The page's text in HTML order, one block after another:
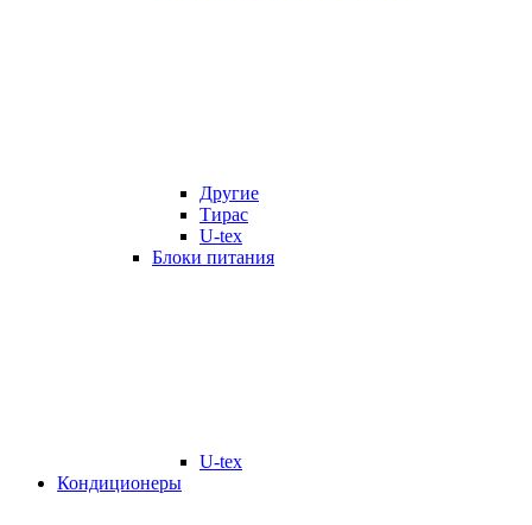
Другие
Тирас
U-tex
Блоки питания
U-tex
Кондиционеры